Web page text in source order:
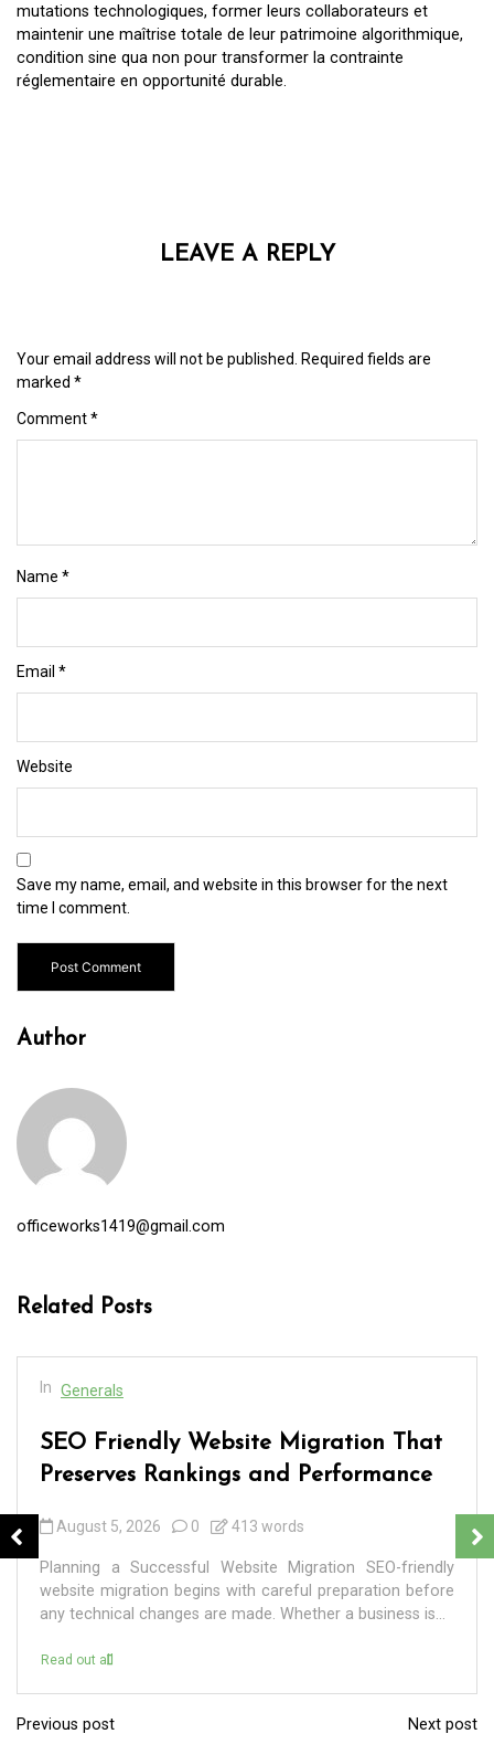
mutations technologiques, former leurs collaborateurs et
maintenir une maîtrise totale de leur patrimoine algorithmique,
condition sine qua non pour transformer la contrainte
réglementaire en opportunité durable.
LEAVE A REPLY
Your email address will not be published. Required fields are
marked *
Comment*
Name *
Email *
Website
Save my name, email, and website in this browser for the next
time I comment.
Author
officeworks1419@gmail.com
Related Posts
In Generals
SEO Friendly Website Migration That
Preserves Rankings and Performance
August 5, 2026 0 413 words
Planning a Successful Website Migration SEO-friendly
website migration begins with careful preparation before
any technical changes are made. Whether a business is...
Read out all
P
Previous post Next post